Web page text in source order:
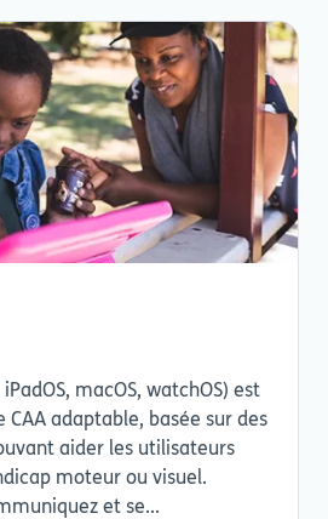
iPadOS, macOS, watchOS) est
CAA adaptable, basée sur des
aider les utilisateurs
moteur ou visuel.
et se...